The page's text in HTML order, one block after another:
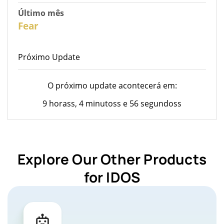
Último mês
Fear
Próximo Update
O próximo update acontecerá em:
9 horass, 4 minutoss e 56 segundoss
Explore Our Other Products
for IDOS